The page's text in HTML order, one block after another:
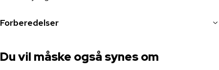
Forberedelser
Du vil måske også synes om